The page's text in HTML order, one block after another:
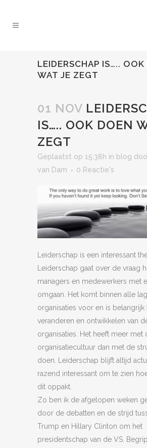
LEIDERSCHAP IS….. OOK
WAT JE ZEGT
01 NOV
IS….. OOK DOEN
ZEGT
Geplaatst op 15:38h in blog
van Dam
0 Reactie's
Leiderschap is een interessant
Leiderschap gaat over de vraag
managers en medewerkers met
omgaan. Het komt binnen alle
organisaties voor en is belangrijk
veranderen en ontwikkelen van
organisaties. Het heeft meer met
organisatiecultuur dan met de
doen. Leiderschap blijft altijd
razend interessant om te zien
dit oppakt.
Zo ben ik de afgelopen weken
door de debatten en de strijd
Trump en Hillary Clinton om het
presidentschap van de VS.